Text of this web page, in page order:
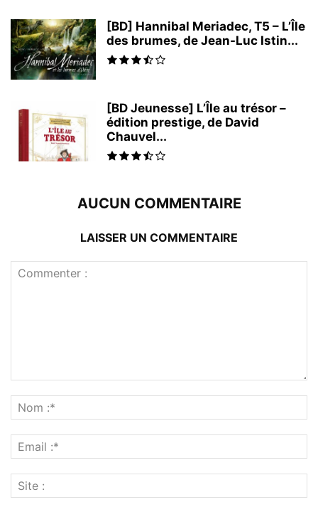
[BD] Hannibal Meriadec, T5 – L’Île
des brumes, de Jean-Luc Istin...
[BD Jeunesse] L’Île au trésor –
édition prestige, de David
Chauvel...
AUCUN COMMENTAIRE
LAISSER UN COMMENTAIRE